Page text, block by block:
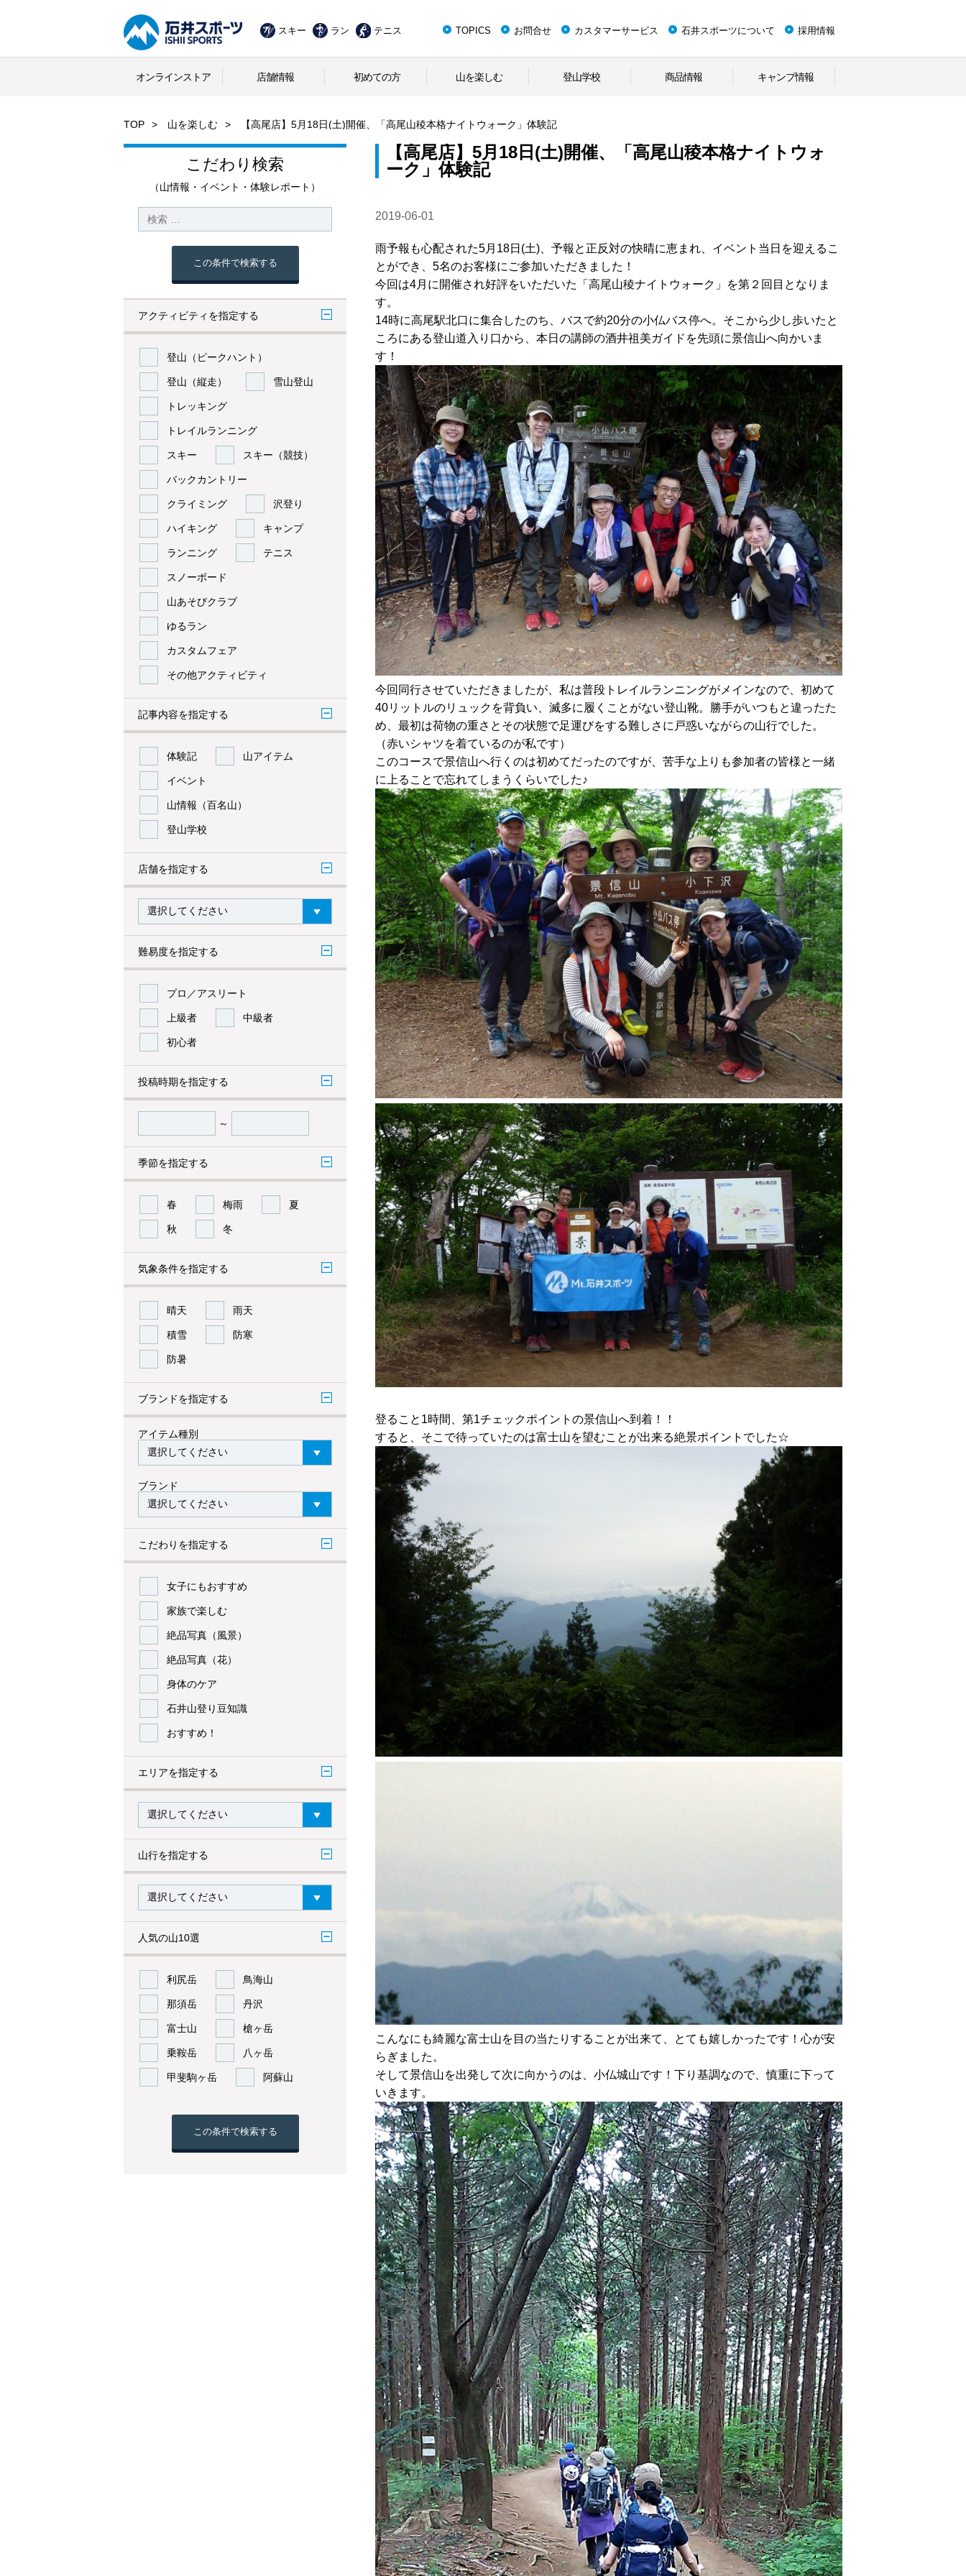
スキー ラン テニス TOPICS お問合せ カスタマーサービス 石井スポーツについて 採用情報
オンラインストア 店舗情報 初めての方 山を楽しむ 登山学校 商品情報 キャンプ情報
TOP 山を楽しむ 【高尾店】5月18日(土)開催、「高尾山稜本格ナイトウォーク」体験記
こだわり検索
（山情報・イベント・体験レポート）
この条件で検索する
アクティビティを指定する
登山（ピークハント）
登山（縦走） 雪山登山
トレッキング
トレイルランニング
スキー スキー（競技）
バックカントリー
クライミング 沢登り
ハイキング キャンプ
ランニング テニス
スノーボード
山あそびクラブ
ゆるラン
カスタムフェア
その他アクティビティ
記事内容を指定する
体験記 山アイテム
イベント
山情報（百名山）
登山学校
店舗を指定する
難易度を指定する
プロ／アスリート
上級者 中級者
初心者
投稿時期を指定する
～
季節を指定する
春 梅雨 夏
秋 冬
気象条件を指定する
晴天 雨天
積雪 防寒
防暑
ブランドを指定する
アイテム種別
ブランド
こだわりを指定する
女子にもおすすめ
家族で楽しむ
絶品写真（風景）
絶品写真（花）
身体のケア
石井山登り豆知識
おすすめ！
エリアを指定する
山行を指定する
人気の山10選
利尻岳 鳥海山
那須岳 丹沢
富士山 槍ヶ岳
乗鞍岳 八ヶ岳
甲斐駒ヶ岳 阿蘇山
この条件で検索する
【高尾店】5月18日(土)開催、「高尾山稜本格ナイトウォ
ーク」体験記
2019-06-01
雨予報も心配された5月18日(土)、予報と正反対の快晴に恵まれ、イベント当日を迎えるこ
とができ、5名のお客様にご参加いただきました！
今回は4月に開催され好評をいただいた「高尾山稜ナイトウォーク」を第２回目となりま
す。
14時に高尾駅北口に集合したのち、バスで約20分の小仏バス停へ。そこから少し歩いたと
ころにある登山道入り口から、 本日の講師の酒井祖美ガイドを先頭に景信山へ向かいま
す！
今回同行させていただきましたが、私は普段トレイルランニングがメインなので、初めて
40リットルのリュックを背負い、滅多に履くことがない登山靴。 勝手がいつもと違ったた
め、最初は荷物の重さとその状態で足運びをする難しさに戸惑いながらの山行でした。
（赤いシャツを着ているのが私です）
このコースで景信山へ行くのは初めてだったのですが、苦手な上りも参加者の皆様と一緒
に上ることで忘れてしまうくらいでした♪
登ること1時間、第1チェックポイントの景信山へ到着！！
すると、そこで待っていたのは富士山を望むことが出来る絶景ポイントでした☆
こんなにも綺麗な富士山を目の当たりすることが出来て、とても嬉しかったです！心が安
らぎました。
そして景信山を出発して次に向かうのは、小仏城山です！下り基調なので、慎重に下って
いきます。